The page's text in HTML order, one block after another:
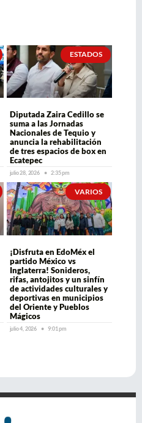
ESTADOS
Diputada Zaira Cedillo se
suma a las Jornadas
Nacionales de Tequio y
anuncia la rehabilitación
de tres espacios de box en
Ecatepec
julio 28, 2026 2:35 pm
VARIOS
¡Disfruta en EdoMéx el
partido México vs
Inglaterra! Sonideros,
rifas, antojitos y un sinfín
de actividades culturales y
deportivas en municipios
del Oriente y Pueblos
Mágicos
julio 4, 2026 9:01 pm